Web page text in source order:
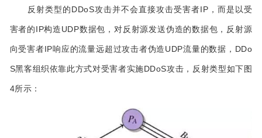
反射类型的DDoS攻击并不会直接攻击受害者IP，而是以受
害者的IP构造UDP数据包，对反射源发送伪造的数据包，反射源
向受害者IP响应的流量远超过攻击者伪造UDP流量的数据，DDo
S黑客组织依靠此方式对受害者实施DDoS攻击，反射类型如下图
4所示：